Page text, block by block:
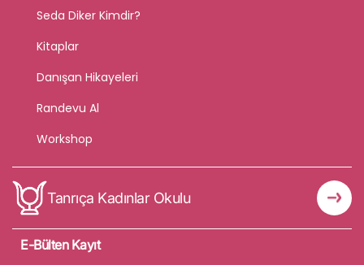
Seda Diker Kimdir?
Kitaplar
Danışan Hikayeleri
Randevu Al
Workshop
Tanrıça Kadınlar Okulu
E-Bülten Kayıt